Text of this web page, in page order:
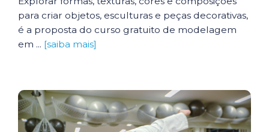
para criar objetos, esculturas e peças decorativas,
é a proposta do curso gratuito de modelagem
em ... [saiba mais]